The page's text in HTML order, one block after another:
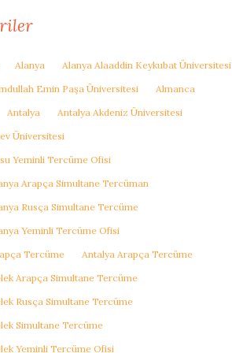
Alanya
Alanya Alaaddin Keykubat Üniversitesi
Emin Paşa Üniversitesi
Almanca
Antalya
Antalya Akdeniz Üniversitesi
Üniversitesi
Yeminli Tercüme Ofisi
Arapça Simultane Tercüman
Rusça Simultane Tercüme
Yeminli Tercüme Ofisi
Tercüme
Antalya Arapça Tercüme
Arapça Simultane Tercüme
Rusça Simultane Tercüme
Simultane Tercüme
Yeminli Tercüme Ofisi